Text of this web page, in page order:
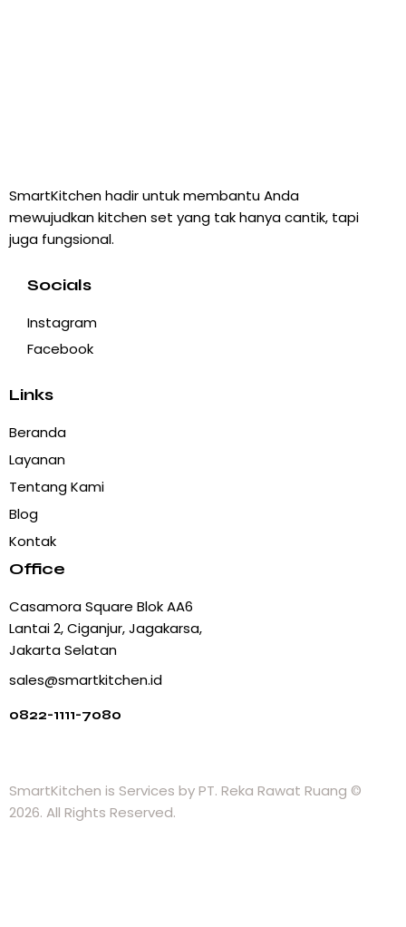
SmartKitchen hadir untuk membantu Anda
mewujudkan kitchen set yang tak hanya cantik, tapi
juga fungsional.
Socials
Instagram
Facebook
Links
Beranda
Layanan
Tentang Kami
Blog
Kontak
Office
Casamora Square Blok AA6
Lantai 2, Ciganjur, Jagakarsa,
Jakarta Selatan
sales@smartkitchen.id
0822-1111-7080
SmartKitchen is Services by PT. Reka Rawat Ruang ©
2026. All Rights Reserved.